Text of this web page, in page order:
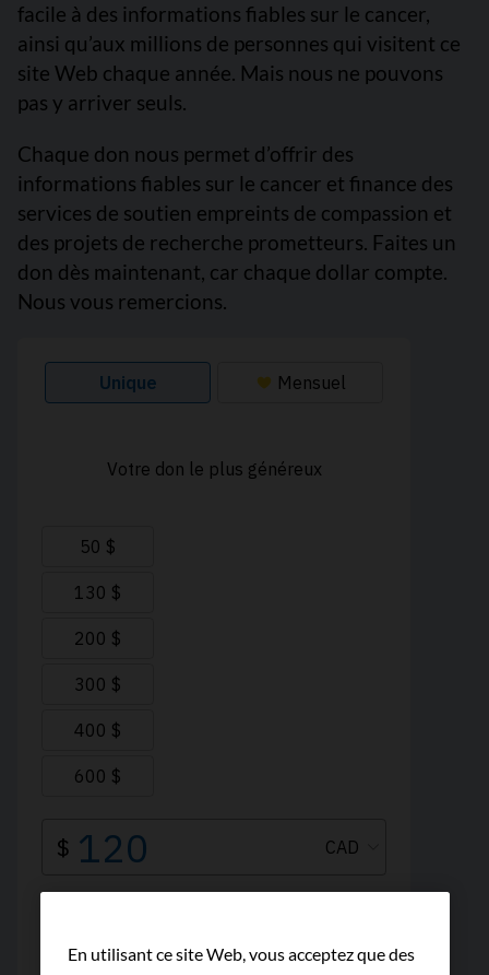
facile à des informations fiables sur le cancer,
ainsi qu’aux millions de personnes qui visitent ce
site Web chaque année. Mais nous ne pouvons
pas y arriver seuls.
Chaque don nous permet d’offrir des
informations fiables sur le cancer et finance des
services de soutien empreints de compassion et
des projets de recherche prometteurs. Faites un
don dès maintenant, car chaque dollar compte.
Nous vous remercions.
En utilisant ce site Web, vous acceptez que des